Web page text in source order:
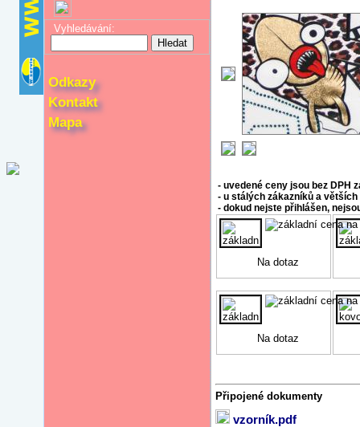
Vyhledávání:
Odkazy
Kontakt
Mapa
- uvedené ceny jsou bez DPH
- u stálých zákazníků a
- dokud nejste přihlášen,
Na dotaz
Na dotaz
Připojené dokumenty
vzorník.pdf